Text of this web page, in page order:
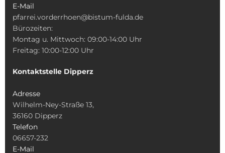
E-Mail
pfarrei.vorderrhoen@bistum-fulda.de
Bürozeiten:
Montag u. Mittwoch: 09:00-14:00 Uhr
Freitag: 10:00-12:00 Uhr
Kontaktstelle Dipperz
Adresse
Wilhelm-Ney-Straße 13,
36160 Dipperz
Telefon
06657-232
E-Mail